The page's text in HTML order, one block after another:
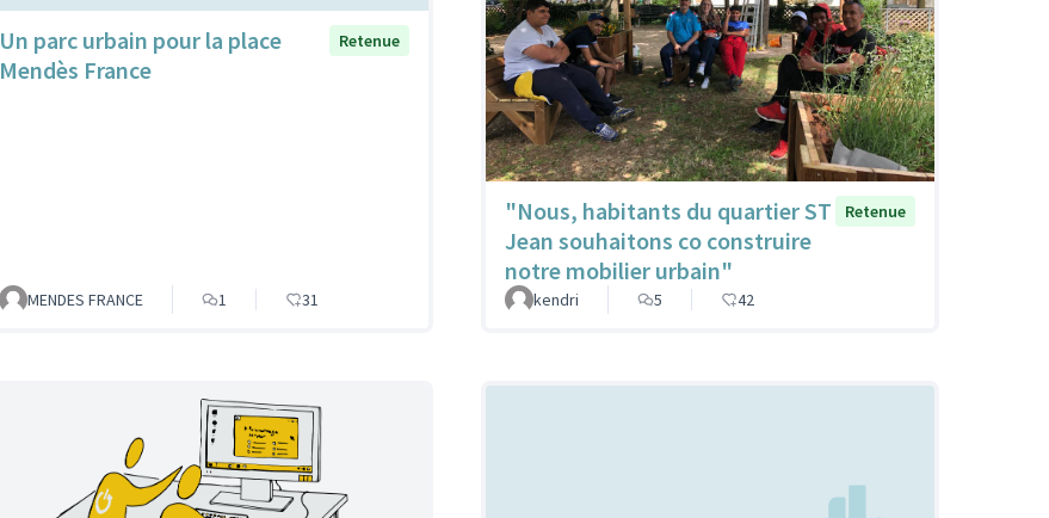
Un parc urbain pour la place
Mendès France
Retenue
MENDES FRANCE 1 31
"Nous, habitants du quartier ST
Jean souhaitons co construire
notre mobilier urbain"
Retenue
kendri 5 42